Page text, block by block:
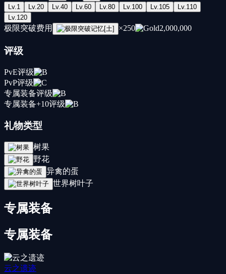
Lv.1 Lv.20 Lv.40 Lv.60 Lv.80 Lv.100 Lv.105 Lv.110
Lv.120
极限突破费用 ×250 2,000,000
评级
PvE评级
PvP评级
专属装备评级
专属装备+10评级
礼物类型
树果
野花
异禽的蛋
世界树叶子
专属装备
专属装备
云之遗迹